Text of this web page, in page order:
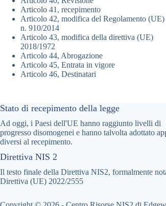
Articolo 41, recepimento
Articolo 42, modifica del Regolamento (UE)
n. 910/2014
Articolo 43, modifica della direttiva (UE)
2018/1972
Articolo 44, Abrogazione
Articolo 45, Entrata in vigore
Articolo 46, Destinatari
Stato di recepimento della legge
Ad oggi, i Paesi dell'UE hanno raggiunto livelli di
progresso disomogenei e hanno talvolta adottato
diversi al recepimento.
Direttiva NIS 2
Il testo finale della Direttiva NIS2, formalmente
Direttiva (UE) 2022/2555